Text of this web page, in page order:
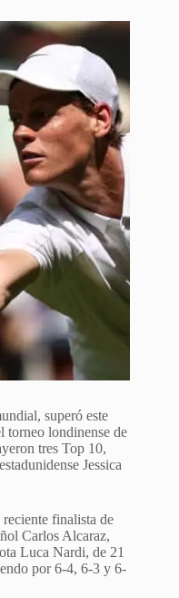
superó este
torneo londinense de
tres Top 10,
Jessica
finalista de
Carlos Alcaraz,
Luca Nardi, de 21
por 6-4, 6-3 y 6-